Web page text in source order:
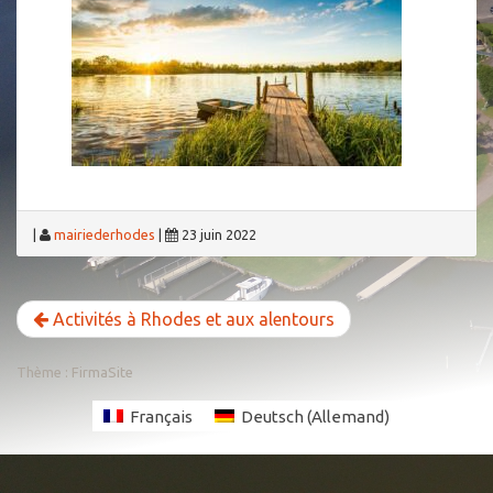
mairiederhodes 23 juin 2022
Activités à Rhodes et aux alentours
Thème : FirmaSite
Français Deutsch(Allemand)